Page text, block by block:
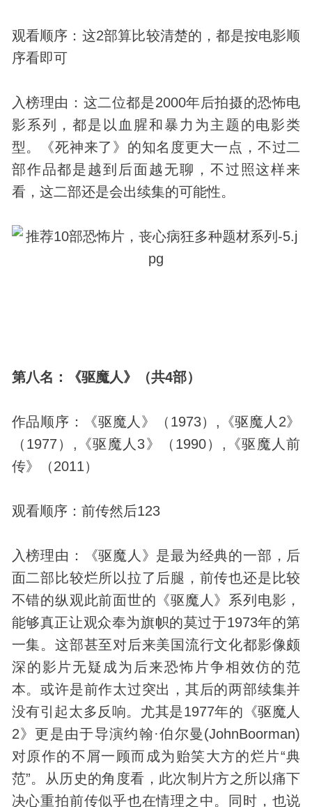
观看顺序：这2部算比较清楚的，都是按电影顺
序看即可
入榜理由：这二位都是2000年后拍摄的恐怖电
影系列，都是以血腥和暴力为主题的电影类
型。《死神来了》的知名度更大一点，不过二
部作品都是越到后面越无聊，不过照这样来
看，这二部还是会出续集的可能性。
第八名：《驱魔人》（共4部）
作品顺序：《驱魔人》（1973）,《驱魔人2》
（1977）,《驱魔人3》（1990）,《驱魔人前
传》（2011）
观看顺序：前传然后123
入榜理由：《驱魔人》是最为经典的一部，后
面二部比较烂所以拉了后腿，前传也还是比较
不错的纵观此前面世的《驱魔人》系列电影，
能够真正让观众奉为旗帜的莫过于1973年的第
一集。这部甚至对后来美国流行文化都影像颇
深的影片无疑成为后来恐怖片争相效仿的范
本。或许是前作太过突出，其后的两部续集并
没有引起太多反响。尤其是1977年的《驱魔人
2》更是由于导演约翰·伯尔曼(JohnBoorman)
对原作的不屑一顾而成为贻笑大方的烂片“典
范”。从历史的角度看，此次制片方之所以痛下
决心重拍前传似乎也在情理之中。同时，也说